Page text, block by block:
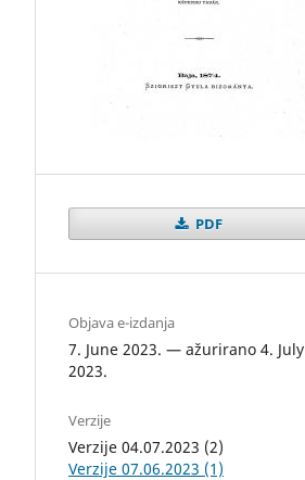
PDF
Objava e-izdanja
7. June 2023. — ažurirano 4. July
2023.
Verzije
Verzije 04.07.2023 (2)
Verzije 07.06.2023 (1)